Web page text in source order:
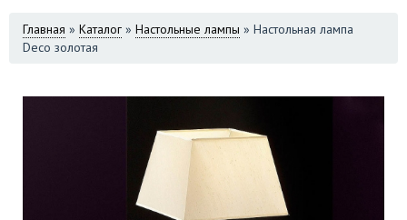
ВЫ
ЗДЕСЬ
Главная » Каталог » Настольные лампы » Настольная лампа
Deco золотая